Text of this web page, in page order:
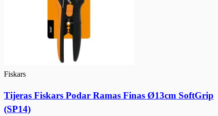
Fiskars
Tijeras Fiskars Podar Ramas Finas Ø13cm SoftGrip
(SP14)